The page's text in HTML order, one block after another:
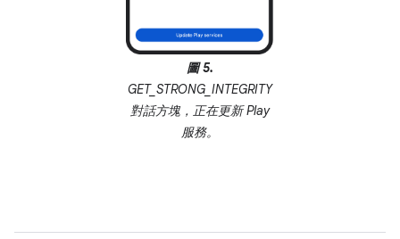
圖 5.
GET_STRONG_INTEGRITY
對話方塊，正在更新 Play
服務。